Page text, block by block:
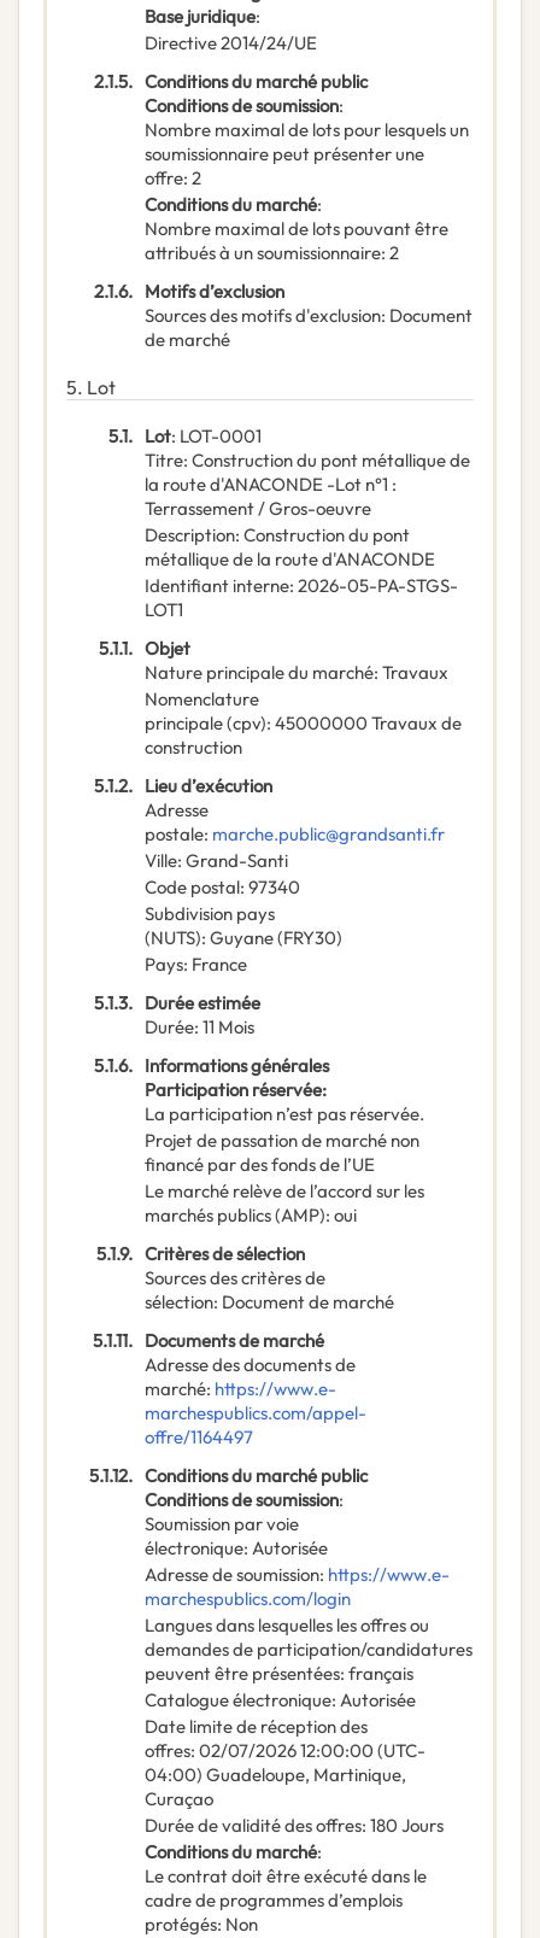
Base juridique:
Directive 2014/24/UE
2.1.5. Conditions du marché public
Conditions de soumission:
Nombre maximal de lots pour lesquels un
soumissionnaire peut présenter une
offre: 2
Conditions du marché:
Nombre maximal de lots pouvant être
attribués à un soumissionnaire: 2
2.1.6. Motifs d’exclusion
Sources des motifs d'exclusion: Document
de marché
5. Lot
5.1. Lot: LOT-0001
Titre: Construction du pont métallique de
la route d'ANACONDE -Lot n°1 :
Terrassement / Gros-oeuvre
Description: Construction du pont
métallique de la route d'ANACONDE
Identifiant interne: 2026-05-PA-STGS-
LOT1
5.1.1. Objet
Nature principale du marché: Travaux
Nomenclature
principale(cpv): 45000000 Travaux de
construction
5.1.2. Lieu d’exécution
Adresse
postale: marche.public@grandsanti.fr
Ville: Grand-Santi
Code postal: 97340
Subdivision pays
(NUTS): Guyane(FRY30)
Pays: France
5.1.3. Durée estimée
Durée: 11 Mois
5.1.6. Informations générales
Participation réservée:
La participation n’est pas réservée.
Projet de passation de marché non
financé par des fonds de l’UE
Le marché relève de l’accord sur les
marchés publics (AMP): oui
5.1.9. Critères de sélection
Sources des critères de
sélection: Document de marché
5.1.11. Documents de marché
Adresse des documents de
marché: https://www.e-
marchespublics.com/appel-
offre/1164497
5.1.12. Conditions du marché public
Conditions de soumission:
Soumission par voie
électronique: Autorisée
Adresse de soumission: https://www.e-
marchespublics.com/login
Langues dans lesquelles les offres ou
demandes de participation/candidatures
peuvent être présentées: français
Catalogue électronique: Autorisée
Date limite de réception des
offres: 02/07/202612:00:00 (UTC-
04:00) Guadeloupe, Martinique,
Curaçao
Durée de validité des offres: 180 Jours
Conditions du marché:
Le contrat doit être exécuté dans le
cadre de programmes d’emplois
protégés: Non